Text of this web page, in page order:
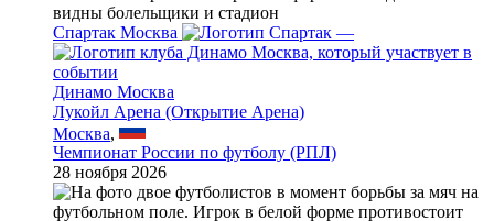
Спартак Москва —
Динамо Москва
Лукойл Арена (Открытие Арена)
Москва,
Чемпионат России по футболу (РПЛ)
28 ноября 2026